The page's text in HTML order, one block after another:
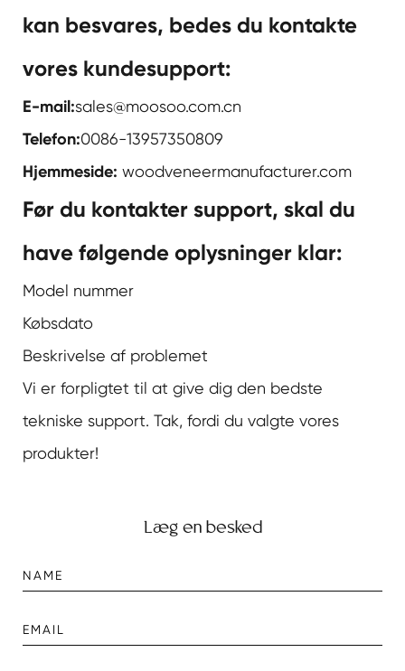
kan besvares, bedes du kontakte
vores kundesupport:
E-mail:sales@moosoo.com.cn
Telefon:0086-13957350809
Hjemmeside: woodveneermanufacturer.com
Før du kontakter support, skal du
have følgende oplysninger klar:
Model nummer
Købsdato
Beskrivelse af problemet
Vi er forpligtet til at give dig den bedste
tekniske support. Tak, fordi du valgte vores
produkter!
Læg en besked